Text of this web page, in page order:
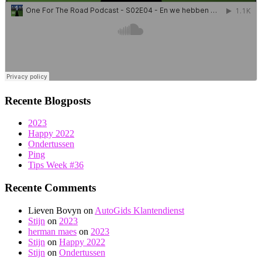
Recente Blogposts
2023
Happy 2022
Ondertussen
Ping
Tips Week #36
Recente Comments
Lieven Bovyn on AutoGids Klantendienst
Stijn on 2023
herman maes on 2023
Stijn on Happy 2022
Stijn on Ondertussen